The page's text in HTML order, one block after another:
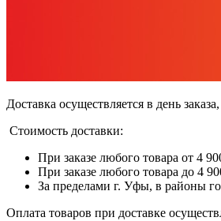
Доставка осуществляется в день
Стоимость доставки:
При заказе любого товара от 4
При заказе любого товара до 4
За пределами г. Уфы, в районы
Оплата товаров при доставке